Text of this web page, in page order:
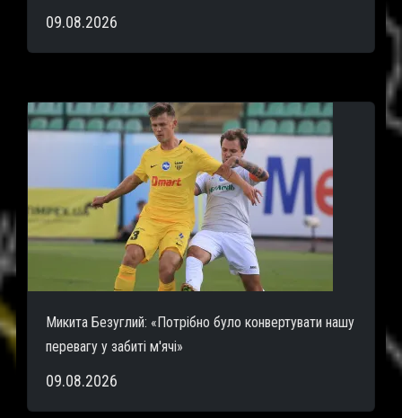
09.08.2026
Микита Безуглий: «Потрібно було конвертувати нашу
перевагу у забиті м'ячі»
09.08.2026